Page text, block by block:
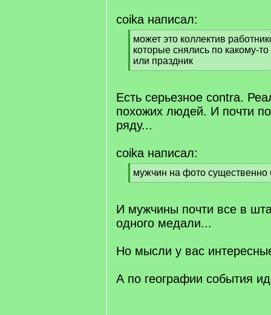
coika написал:
[
q
]
может это коллектив
которые снялись по какому-
или праздник
[
q
]
Есть серьезное contra.
похожих людей. И почти
ряду...
coika написал:
[
q
мужчин на фото
[
q
]
И мужчины почти все в
одного медали...
Но мысли у вас
А по географии события